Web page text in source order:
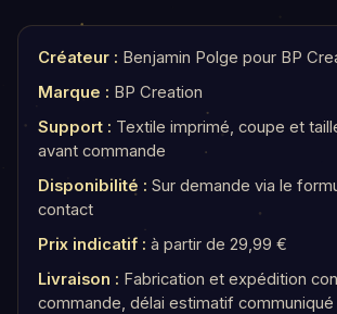
Créateur : Benjamin Polge pour BP
Marque : BP Creation
Support : Textile imprimé, coupe et
avant commande
Disponibilité : Sur demande via le
contact
Prix indicatif : à partir de 29,99 €
Livraison : Fabrication et expédition
commande, délai estimatif